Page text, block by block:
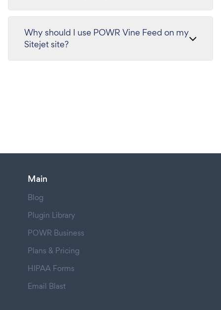
Why should I use POWR Vine Feed on my
Sitejet site?
Main
Blog
Plugin Library
POWR Business
Plans & Pricing
HIPAA Forms
Email Blast